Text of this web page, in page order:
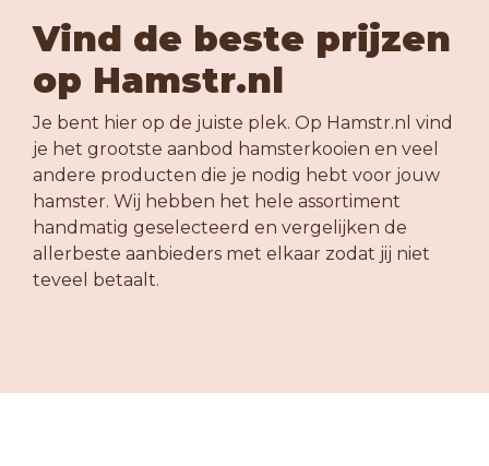
Vind de beste prijzen
op Hamstr.nl
Je bent hier op de juiste plek. Op Hamstr.nl vind
je het grootste aanbod hamsterkooien en veel
andere producten die je nodig hebt voor jouw
hamster. Wij hebben het hele assortiment
handmatig geselecteerd en vergelijken de
allerbeste aanbieders met elkaar zodat jij niet
teveel betaalt.